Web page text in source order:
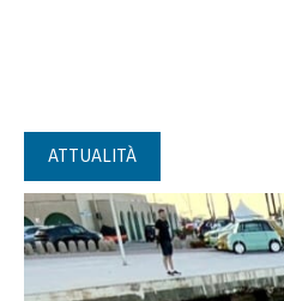
ATTUALITÀ